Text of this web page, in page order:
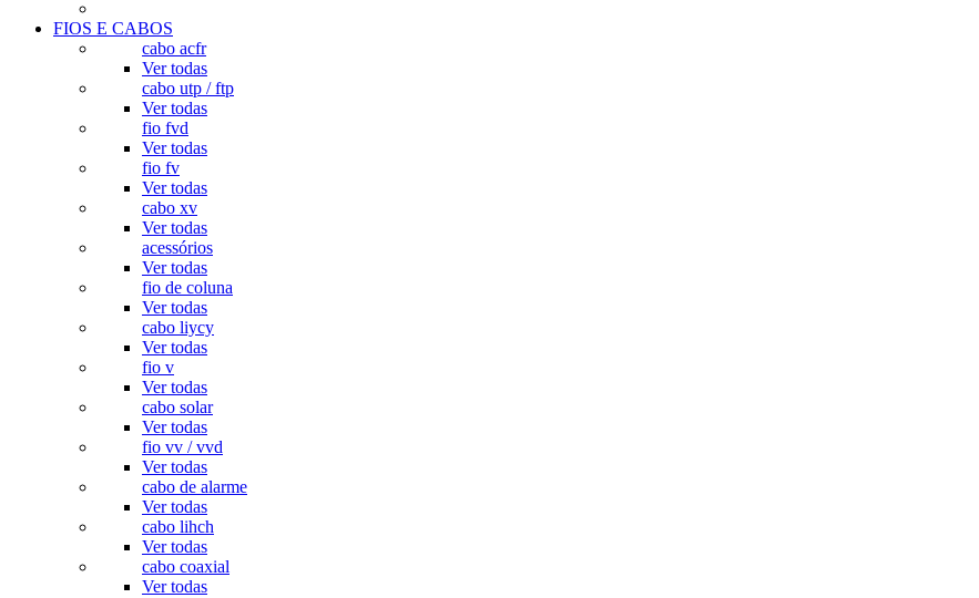
FIOS E CABOS
cabo acfr
Ver todas
cabo utp / ftp
Ver todas
fio fvd
Ver todas
fio fv
Ver todas
cabo xv
Ver todas
acessórios
Ver todas
fio de coluna
Ver todas
cabo liycy
Ver todas
fio v
Ver todas
cabo solar
Ver todas
fio vv / vvd
Ver todas
cabo de alarme
Ver todas
cabo lihch
Ver todas
cabo coaxial
Ver todas